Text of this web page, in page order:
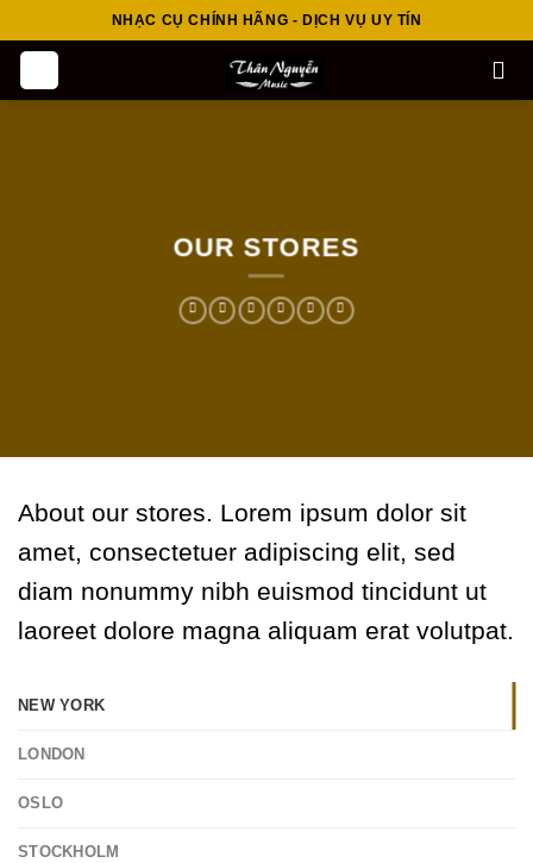
to
NHẠC CỤ CHÍNH HÃNG - DỊCH VỤ UY TÍN
OUR STORES
About our stores. Lorem ipsum dolor sit
amet, consectetuer adipiscing elit, sed
diam nonummy nibh euismod tincidunt ut
laoreet dolore magna aliquam erat volutpat.
NEW YORK
LONDON
OSLO
STOCKHOLM